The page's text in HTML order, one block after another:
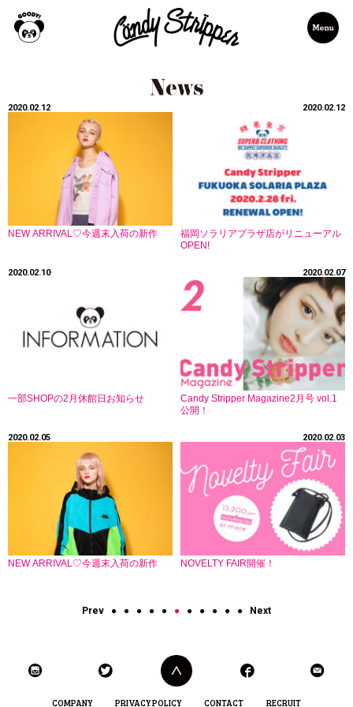
2020.02.12
NEW ARRIVAL♡今週末入荷の新作
2020.02.12
福岡ソラリアプラザ店がリニューアル
OPEN!
2020.02.10
一部SHOPの2月休館日お知らせ
2020.02.07
Candy Stripper Magazine2月号 vol.1
公開！
2020.02.05
NEW ARRIVAL♡今週末入荷の新作
2020.02.03
NOVELTY FAIR開催！
Prev ● ● ● ● ● ● ● ● ● ● ● Next
COMPANY PRIVACY POLICY CONTACT RECRUIT